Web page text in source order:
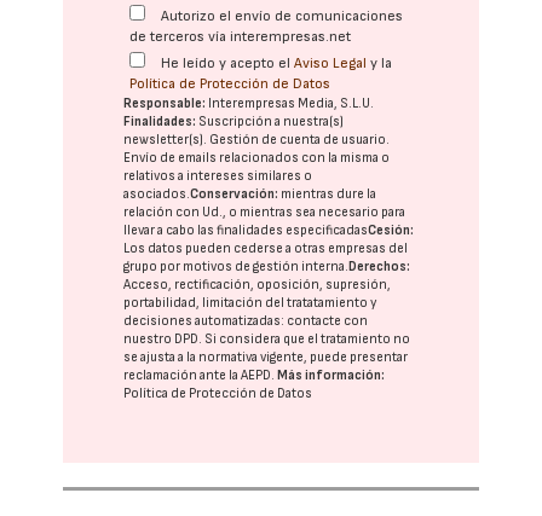
Autorizo el envío de comunicaciones
de terceros vía interempresas.net
He leído y acepto elAviso Legal y la
Política de Protección de Datos
Responsable: Interempresas Media, S.L.U.
Finalidades: Suscripción a nuestra(s)
newsletter(s). Gestión de cuenta de usuario.
Envío de emails relacionados con la misma o
relativos a intereses similares o
asociados.Conservación: mientras dure la
relación con Ud., o mientras sea necesario para
llevar a cabo las finalidades especificadasCesión:
Los datos pueden cederse a otras empresas del
grupo por motivos de gestión interna. Derechos:
Acceso, rectificación, oposición, supresión,
portabilidad, limitación del tratatamiento y
decisiones automatizadas: contacte con
nuestro DPD. Si considera que el tratamiento no
se ajusta a la normativa vigente, puede presentar
reclamación ante laAEPD. Más información:
Política de Protección de Datos